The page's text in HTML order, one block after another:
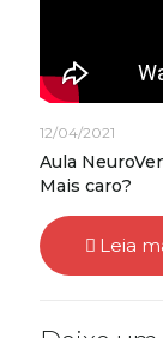
12/04/2021
Aula
Mais caro?
Leia